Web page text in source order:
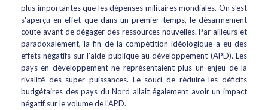
plus importantes que les dépenses militaires mondiales. On s'est
s'aperçu en effet que dans un premier temps, le désarmement
coûte avant de dégager des ressources nouvelles. Par ailleurs et
paradoxalement, la fin de la compétition idéologique a eu des
effets négatifs sur l'aide publique au développement (APD). Les
pays en développement ne représentaient plus un enjeu de la
rivalité des super puissances. Le souci de réduire les déficits
budgétaires des pays du Nord allait également avoir un impact
négatif sur le volume de l'APD.